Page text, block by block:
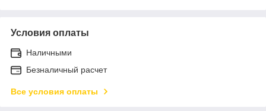
Условия оплаты
Наличными
Безналичный расчет
Все условия оплаты